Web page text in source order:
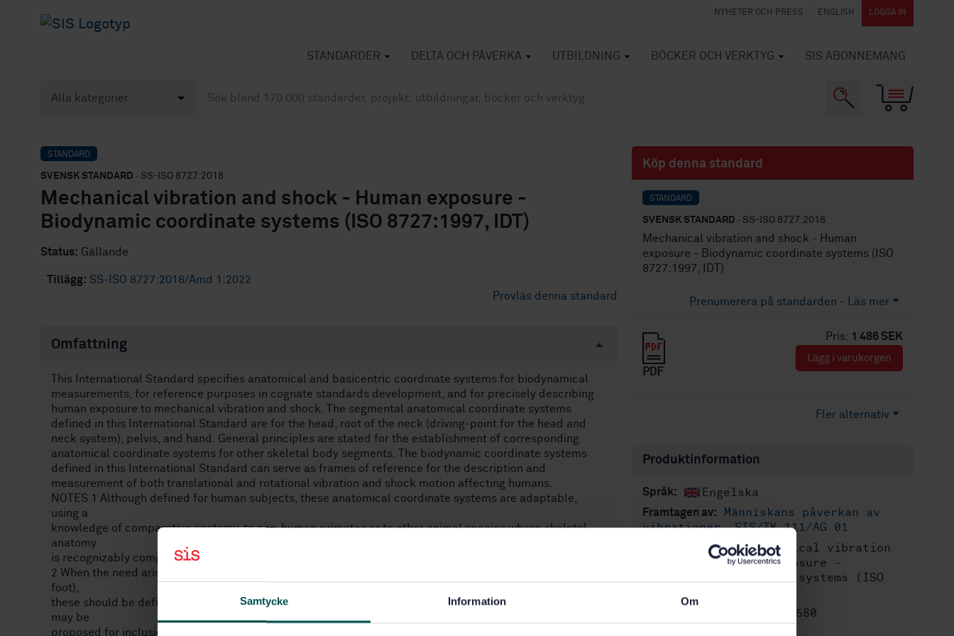
Samtycke Information Om
NYHETER OCH PRESS ENGLISH LOGGA IN
STANDARDER DELTA OCH PÅVERKA UTBILDNING BÖCKER OCH VERKTYG SIS ABONNEMANG
STANDARD
SVENSK STANDARD · SS-ISO 8727:2018
Mechanical vibration and shock - Human exposure -
Biodynamic coordinate systems (ISO 8727:1997, IDT)
Status: Gällande
· Tillägg: SS-ISO 8727:2018/Amd 1:2022
Provläs denna standard
Omfattning
This International Standard specifies anatomical and basicentric coordinate systems for biodynamical
measurements, for reference purposes in cognate standards development, and for precisely describing
human exposure to mechanical vibration and shock. The segmental anatomical coordinate systems
defined in this International Standard are for the head, root of the neck (driving-point for the head and
neck system), pelvis, and hand. General principles are stated for the establishment of corresponding
anatomical coordinate systems for other skeletal body segments. The biodynamic coordinate systems
defined in this International Standard can serve as frames of reference for the description and
measurement of both translational and rotational vibration and shock motion affecting humans.
NOTES 1 Although defined for human subjects, these anatomical coordinate systems are adaptable,
using a
knowledge of comparative anatomy, to non-human primates or to other animal species whose skeletal
anatomy
is recognizably comparable, radiographically, with the relevant anatomy of humans.
2 When the need arises for other segmental anatomical coordinate systems (e.g. for the arm, wrist, leg or
foot),
these should be defined according to corresponding principles of anatomy and of standardization, and
may be
proposed for inclusion in subsequent revisions of this International Standard.
Köp denna standard
STANDARD
SVENSK STANDARD · SS-ISO 8727:2018
Mechanical vibration and shock - Human
exposure - Biodynamic coordinate systems (ISO
8727:1997, IDT)
Prenumerera på standarden - Läs mer
Pris: 1 486 SEK
PDF
Lägg i varukorgen
Fler alternativ
Produktinformation
Språk: Engelska
Framtagen av:
Människans påverkan av
vibrationer, SIS/TK 111/AG 01
Internationell titel:Mechanical vibration
and shock - Human exposure -
Biodynamic coordinate systems (ISO
STD-80006580